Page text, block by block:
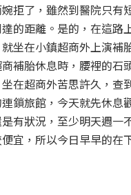
拒了，雖然到醫院只有
的距離。是的，在這路
就坐在小鎮超商外上演
補胎休息時，腰裡的石
在超商外苦思許久，查
鎖旅館，今天就先休息
有狀況，至少明天週一
宜，所以今日早早的在